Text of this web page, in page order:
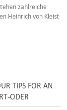
zahlreiche
Heinrich von Kleist
TIPS FOR AN
ODER